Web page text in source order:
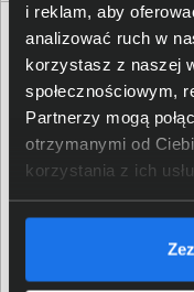
i reklam, aby
analizować ruch w
korzystasz z naszej
społecznościowym,
Partnerzy mogą
otrzymanymi od
korzystania z ich
Tusz Brother BT-D60BK
34,00 zł